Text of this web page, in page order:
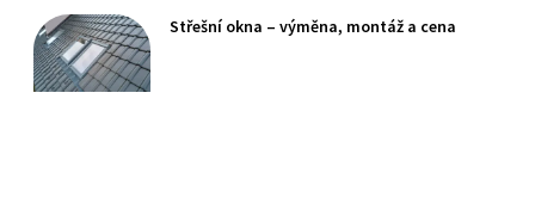
Střešní okna – výměna, montáž a cena